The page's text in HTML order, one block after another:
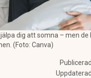
dig att somna – men de
(Foto: Canva)